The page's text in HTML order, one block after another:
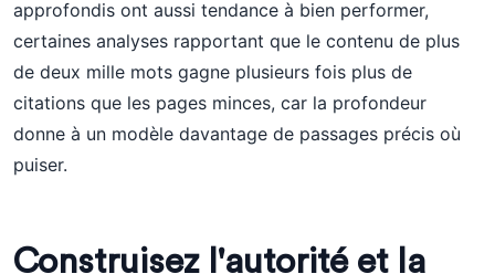
approfondis ont aussi tendance à bien performer,
certaines analyses rapportant que le contenu de plus
de deux mille mots gagne plusieurs fois plus de
citations que les pages minces, car la profondeur
donne à un modèle davantage de passages précis où
puiser.
Construisez l'autorité et la